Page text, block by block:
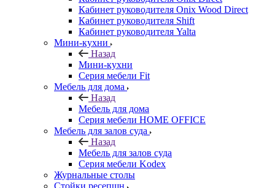
Кабинет руководителя Onix Wood Direct
Кабинет руководителя Shift
Кабинет руководителя Yalta
Мини-кухни
Назад
Мини-кухни
Серия мебели Fit
Мебель для дома
Назад
Мебель для дома
Серия мебели HOME OFFICE
Мебель для залов суда
Назад
Мебель для залов суда
Серия мебели Kodex
Журнальные столы
Стойки ресепшн